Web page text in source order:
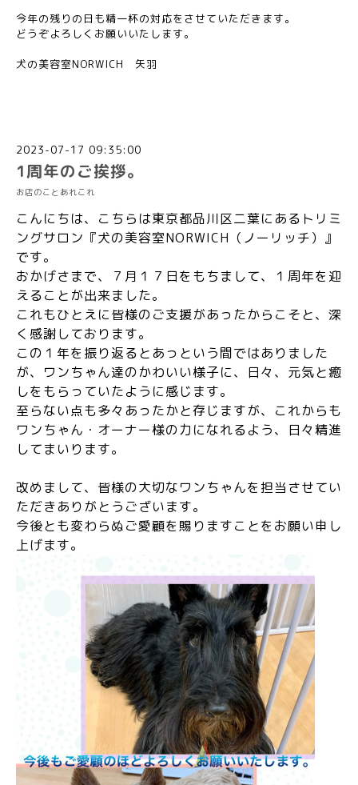
今年の残りの日も精一杯の対応をさせていただきます。
どうぞよろしくお願いいたします。
犬の美容室NORWICH 矢羽
2023-07-17 09:35:00
1周年のご挨拶。
お店のことあれこれ
こんにちは、こちらは東京都品川区二葉にあるトリミ
ングサロン『犬の美容室NORWICH（ノーリッチ）』
です。
おかげさまで、７月１７日をもちまして、１周年を迎
えることが出来ました。
これもひとえに皆様のご支援があったからこそと、深
く感謝しております。
この１年を振り返るとあっという間ではありました
が、ワンちゃん達のかわいい様子に、日々、元気と癒
しをもらっていたように感じます。
至らない点も多々あったかと存じますが、これからも
ワンちゃん・オーナー様の力になれるよう、日々精進
してまいります。
改めまして、皆様の大切なワンちゃんを担当させてい
ただきありがとうございます。
今後とも変わらぬご愛顧を賜りますことをお願い申し
上げます。